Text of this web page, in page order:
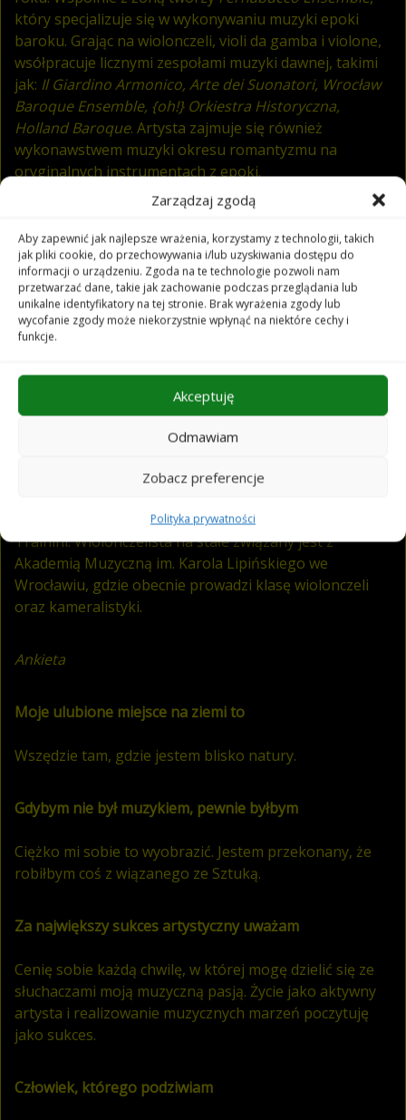
Zarządzaj zgodą
Aby zapewnić jak najlepsze wrażenia, korzystamy z technologii, takich
jak pliki cookie, do przechowywania i/lub uzyskiwania dostępu do
informacji o urządzeniu. Zgoda na te technologie pozwoli nam
przetwarzać dane, takie jak zachowanie podczas przeglądania lub
unikalne identyfikatory na tej stronie. Brak wyrażenia zgody lub
wycofanie zgody może niekorzystnie wpłynąć na niektóre cechy i
funkcje.
Akceptuję
Odmawiam
Zobacz preferencje
Polityka prywatności
który specjalizuje się w wykonywaniu muzyki epoki
baroku. Grając na wiolonczeli, violi da gamba i violone,
wsółpracuje licznymi zespołami muzyki dawnej, takimi
jak: Il Giardino Armonico, Arte dei Suonatori, Wrocław
Baroque Ensemble, {oh!} Orkiestra Historyczna,
Holland Baroque. Artysta zajmuje się również
wykonawstwem muzyki okresu romantyzmu na
oryginalnych instrumentach z epoki.
Polish Cello Quartetrokrocznie organizuje
Międzynarodową Akademię Wiolonczelową w Nysie. Od
2022 roku obejmuje także stanowisko Dyrektora
Artystycznego Międzynarodowego Festiwalu Muzyki
Kameralnej im. Felixa Mendelssohna w Dusznikach
Zdroju.
im. Fryderyka Chopina w Opolu, z wyróżnieniem
ukończył Akademię Muzyczną im. Grażyny i Kiejstuta
Bacewiczów w Łodzi w klasie prof. Stanisława Firleja.
Darstellende Kunst w Mannheim pod okiem prof.
na jego artystyczny rozwój miał również prof. Roberto
Trainini. Wiolonczelista na stałe związany jest z
Akademią Muzyczną im. Karola Lipińskiego we
Wrocławiu, gdzie obecnie prowadzi klasę wiolonczeli
oraz kameralistyki.
Ankieta
Moje ulubione miejsce na ziemi to
Wszędzie tam, gdzie jestem blisko natury.
Gdybym nie był muzykiem, pewnie byłbym
Ciężko mi sobie to wyobrazić. Jestem przekonany, że
robiłbym coś z wiązanego ze Sztuką.
Za największy sukces artystyczny uważam
Cenię sobie każdą chwilę, w której mogę dzielić się ze
słuchaczami moją muzyczną pasją. Życie jako aktywny
artysta i realizowanie muzycznych marzeń poczytuję
jako sukces.
Człowiek, którego podziwiam